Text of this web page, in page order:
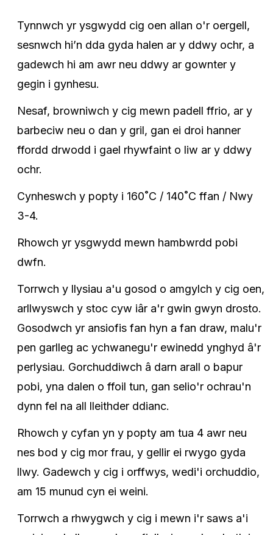
Tynnwch yr ysgwydd cig oen allan o'r oergell,
sesnwch hi’n dda gyda halen ar y ddwy ochr, a
gadewch hi am awr neu ddwy ar gownter y
gegin i gynhesu.
Nesaf, browniwch y cig mewn padell ffrio, ar y
barbeciw neu o dan y gril, gan ei droi hanner
ffordd drwodd i gael rhywfaint o liw ar y ddwy
ochr.
Cynheswch y popty i 160˚C / 140˚C ffan / Nwy
3-4.
Rhowch yr ysgwydd mewn hambwrdd pobi
dwfn.
Torrwch y llysiau a'u gosod o amgylch y cig oen,
arllwyswch y stoc cyw iâr a'r gwin gwyn drosto.
Gosodwch yr ansiofis fan hyn a fan draw, malu'r
pen garlleg ac ychwanegu'r ewinedd ynghyd â'r
perlysiau. Gorchuddiwch â darn arall o bapur
pobi, yna dalen o ffoil tun, gan selio'r ochrau'n
dynn fel na all lleithder ddianc.
Rhowch y cyfan yn y popty am tua 4 awr neu
nes bod y cig mor frau, y gellir ei rwygo gyda
llwy. Gadewch y cig i orffwys, wedi'i orchuddio,
am 15 munud cyn ei weini.
Torrwch a rhwygwch y cig i mewn i'r saws a'i